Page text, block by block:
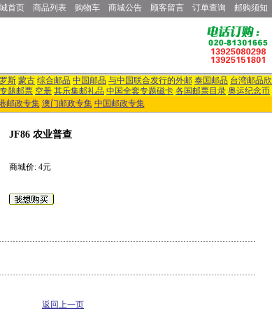
首页 商品列表 购物车 商城公告 顾客留言 订单查询 邮购须知
斯 蒙古 综合邮品 中国邮品 与中国联合发行的外邮 泰国邮品 台湾邮品欣
专题邮票 空册 其乐集邮礼品 中国全套专题磁卡 各国邮票目录 奥运纪念币
邮政专集 澳门邮政专集 中国邮政专集
JF86 农业普查
商城价: 4元
返回上一页